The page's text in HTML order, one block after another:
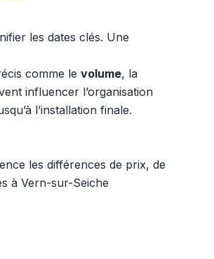
les dates clés. Une
comme le volume, la
influencer l’organisation
l’installation finale.
les différences de prix, de
à Vern-sur-Seiche